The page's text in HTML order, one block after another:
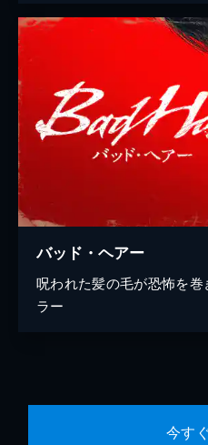
バッド・ヘアー
呪われた髪の毛が恐怖を
ラー
今す